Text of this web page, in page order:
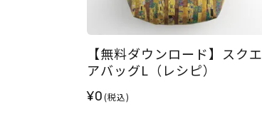
【無料ダウンロード】スクエ
アバッグL（レシピ）
¥0(税込)